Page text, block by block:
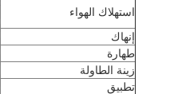
استهلاك الهواء
إنهاك
طهارة
زينة الطاولة
تطبيق